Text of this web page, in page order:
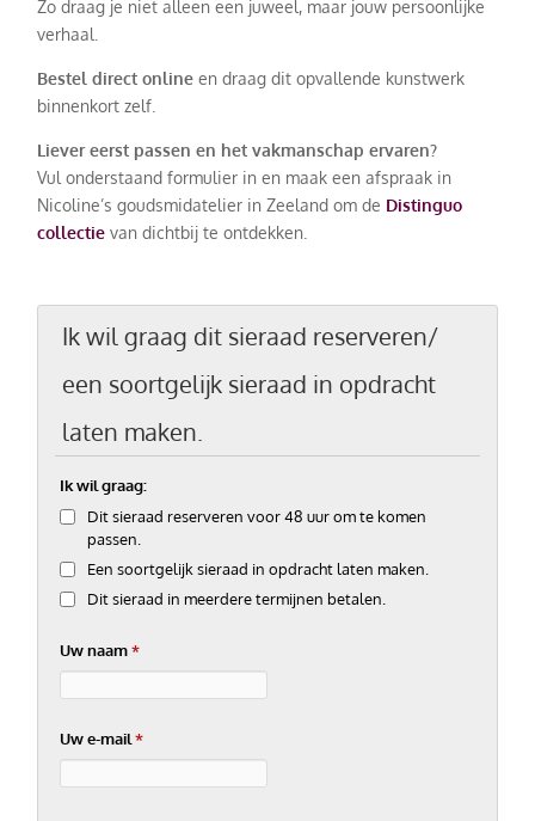
Zo draag je niet alleen een juweel, maar jouw persoonlijke
verhaal.
Bestel direct online en draag dit opvallende kunstwerk
binnenkort zelf.
Liever eerst passen en het vakmanschap ervaren?
Vul onderstaand formulier in en maak een afspraak in
Nicoline’s goudsmidatelier in Zeeland om de Distinguo
collectie van dichtbij te ontdekken.
Ik wil graag dit sieraad reserveren/
een soortgelijk sieraad in opdracht
laten maken.
Ik wil graag:
Dit sieraad reserveren voor 48 uur om te komen
passen.
Een soortgelijk sieraad in opdracht laten maken.
Dit sieraad in meerdere termijnen betalen.
Uw naam*
Uw e-mail *